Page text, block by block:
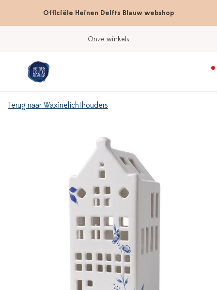
Officiële Heinen Delfts Blauw webshop
Onze winkels
Terug naar Waxinelichthouders